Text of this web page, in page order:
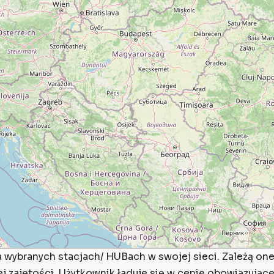
stacjach/ HUBach w swojej sieci. Zależą